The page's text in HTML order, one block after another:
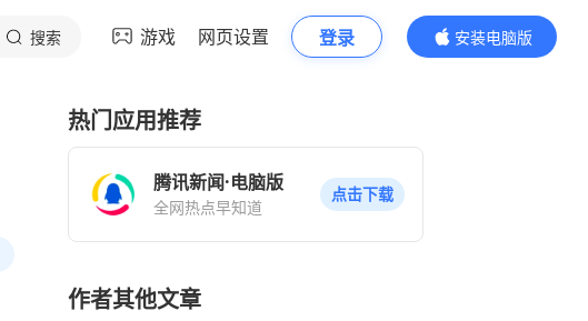
搜索 游戏 网页设置 登录
安装电脑版
内容更精彩
热门应用推荐
腾讯新闻·电脑版
全网热点早知道
点击下载
作者其他文章